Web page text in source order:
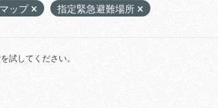
マップ 指定緊急避難場所
試してください。